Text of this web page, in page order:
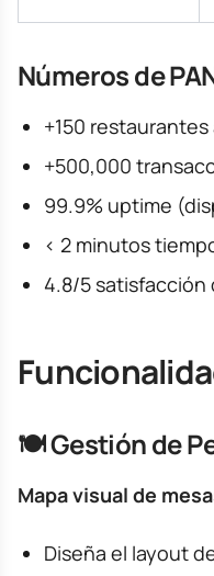
Números de
+150
+500,000
99.9% uptime
< 2 minutos
4.8/5 satisfacción
🍽️ Gestión de
Mapa visual de
Diseña el layout